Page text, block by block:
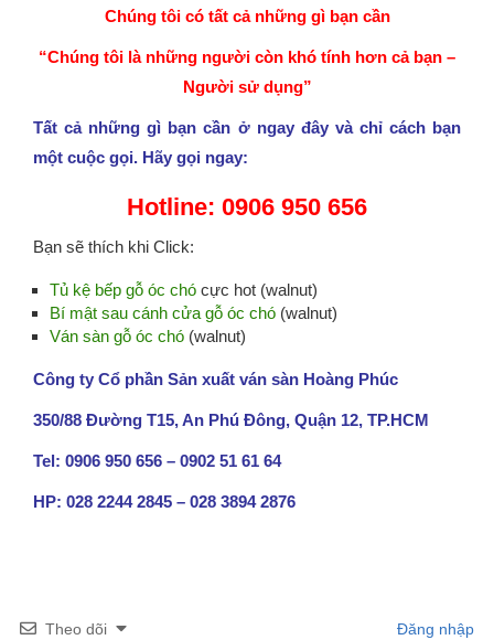
Chúng tôi có tất cả những gì bạn cần
“Chúng tôi là những người còn khó tính hơn cả bạn –
Người sử dụng”
Tất cả những gì bạn cần ở ngay đây và chỉ cách bạn
một cuộc gọi. Hãy gọi ngay:
Hotline: 0906 950 656
Bạn sẽ thích khi Click:
Tủ kệ bếp gỗ óc chó cực hot (walnut)
Bí mật sau cánh cửa gỗ óc chó (walnut)
Ván sàn gỗ óc chó (walnut)
Công ty Cổ phần Sản xuất ván sàn Hoàng Phúc
350/88 Đường T15, An Phú Đông, Quận 12, TP.HCM
Tel: 0906 950 656 – 0902 51 61 64
HP: 028 2244 2845 – 028 3894 2876
Theo dõi Đăng nhập